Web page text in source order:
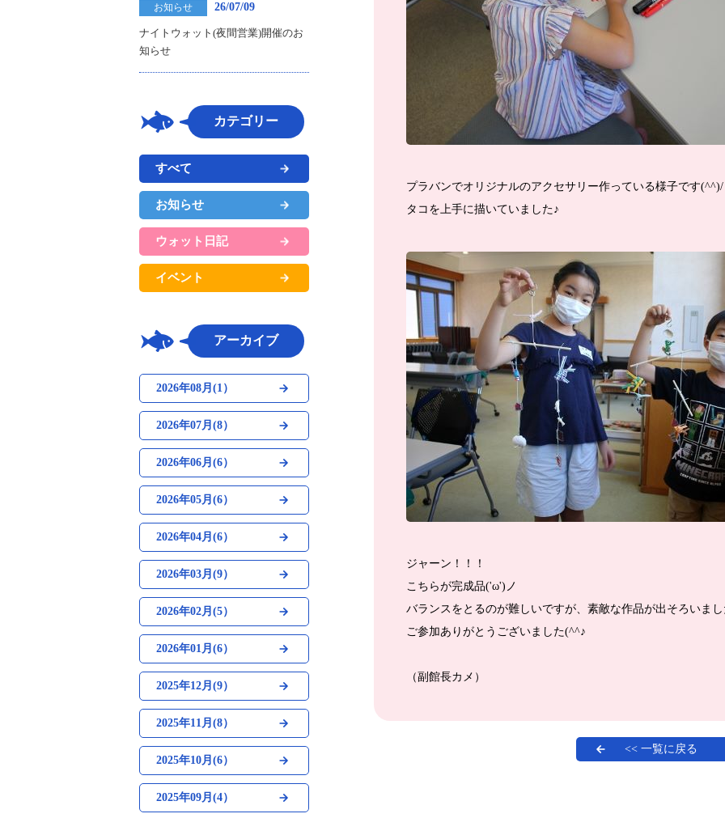
プラバンでオリジナルのアクセサリー作っている様子です(^^)/
タコを上手に描いていました♪
ジャーン！！！
こちらが完成品('ω')ノ
バランスをとるのが難しいですが、素敵な作品が出そろいまし
ご参加ありがとうございました(^^♪
（副館長カメ）
<< 一覧に戻る
お知らせ 26/07/09
ナイトウォット(夜間営業)開催のお
知らせ
カテゴリー
すべて
お知らせ
ウォット日記
イベント
アーカイブ
2026年08月(1）
2026年07月(8）
2026年06月(6）
2026年05月(6）
2026年04月(6）
2026年03月(9）
2026年02月(5）
2026年01月(6）
2025年12月(9）
2025年11月(8）
2025年10月(6）
2025年09月(4）